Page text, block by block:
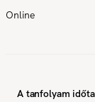
Online
A tanfolyam